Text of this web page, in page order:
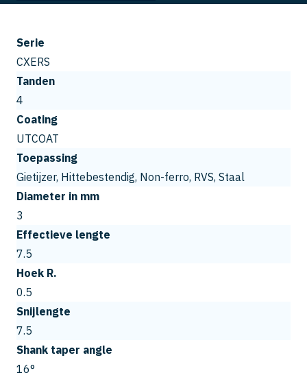
Serie
CXERS
Tanden
4
Coating
UTCOAT
Toepassing
Gietijzer, Hittebestendig, Non-ferro, RVS, Staal
Diameter in mm
3
Effectieve lengte
7.5
Hoek R.
0.5
Snijlengte
7.5
Shank taper angle
16°